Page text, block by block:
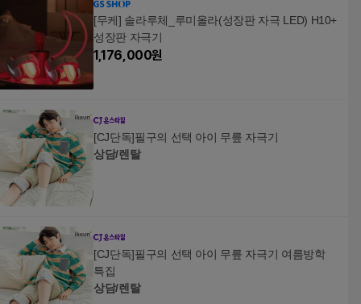
[무케] 솔라루체_루미올라(성장판 자극 LED) H10+
성장판 자극기
1,176,000원
[CJ단독]필구의 선택 아이 무릎 자극기
상담/렌탈
[CJ단독]필구의 선택 아이 무릎 자극기 여름방학
특집
상담/렌탈